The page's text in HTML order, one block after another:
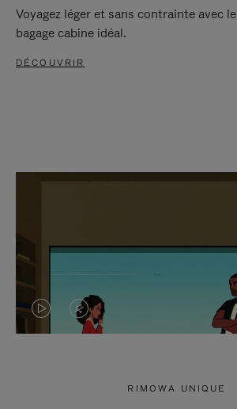
Voyagez léger et sans contrainte avec le
bagage cabine idéal.
DÉCOUVRIR
LA LE
RIMOWA UNIQUE